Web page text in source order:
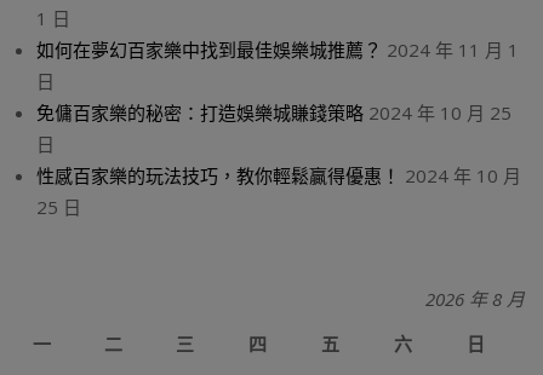
1 日
如何在夢幻百家樂中找到最佳娛樂城推薦？ 2024 年 11 月 1
日
免傭百家樂的秘密：打造娛樂城賺錢策略 2024 年 10 月 25
日
性感百家樂的玩法技巧，教你輕鬆贏得優惠！ 2024 年 10 月
25 日
2026 年 8 月
一
二 三 四 五 六
日